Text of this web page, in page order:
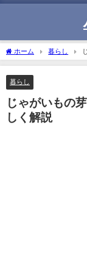
ホーム 暮らし
暮らし
じゃがいもの
しく解説